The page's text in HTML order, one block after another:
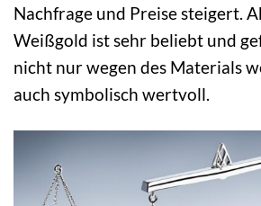
Nachfrage und Preise steigert.
Weißgold ist sehr beliebt und
nicht nur wegen des Materials
auch symbolisch wertvoll.